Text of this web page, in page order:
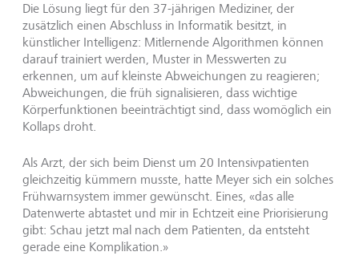
Die Lösung liegt für den 37-jährigen Mediziner, der
zusätzlich einen Abschluss in Informatik besitzt, in
künstlicher Intelligenz: Mitlernende Algorithmen können
darauf trainiert werden, Muster in Messwerten zu
erkennen, um auf kleinste Abweichungen zu reagieren;
Abweichungen, die früh signalisieren, dass wichtige
Körperfunktionen beeinträchtigt sind, dass womöglich ein
Kollaps droht.
Als Arzt, der sich beim Dienst um 20 Intensivpatienten
gleichzeitig kümmern musste, hatte Meyer sich ein solches
Frühwarnsystem immer gewünscht. Eines, «das alle
Datenwerte abtastet und mir in Echtzeit eine Priorisierung
gibt: Schau jetzt mal nach dem Patienten, da entsteht
gerade eine Komplikation.»